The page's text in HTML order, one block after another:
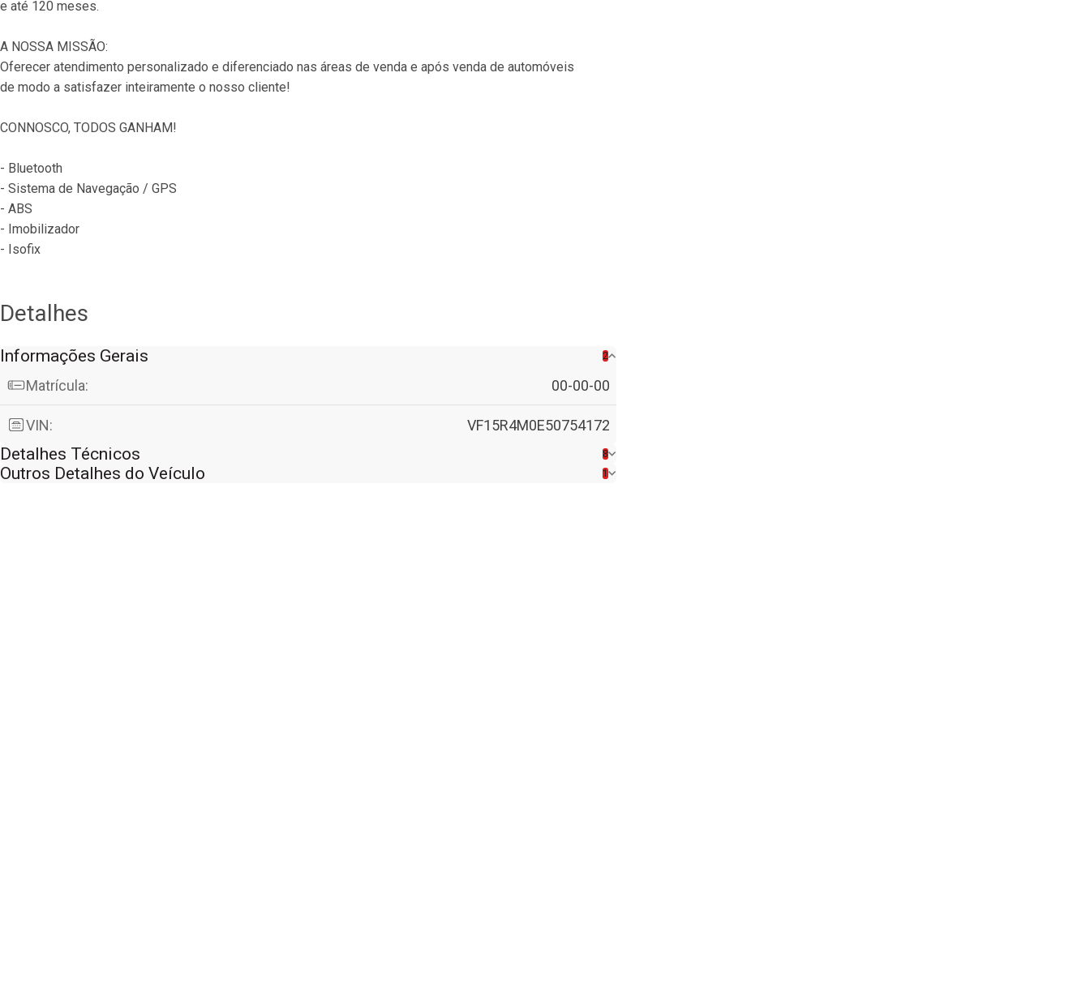
e até 120 meses.
A NOSSA MISSÃO:
Oferecer atendimento personalizado e diferenciado nas áreas de venda e após venda de automóveis
de modo a satisfazer inteiramente o nosso cliente!
CONNOSCO, TODOS GANHAM!
- Bluetooth
- Sistema de Navegação / GPS
- ABS
- Imobilizador
- Isofix
Detalhes
Informações Gerais 2
Matrícula: 00-00-00
VIN: VF15R4M0E50754172
Detalhes Técnicos 8
Outros Detalhes do Veículo 1